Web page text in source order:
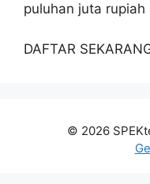
puluhan juta
DAFTAR
© 2026